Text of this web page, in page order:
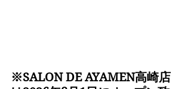
※SALON DE AYAMEN高崎店